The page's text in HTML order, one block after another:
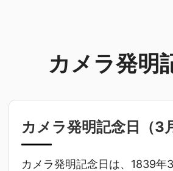
カメラ発明
カメラ発明記念日（3
カメラ発明記念日は、1839年